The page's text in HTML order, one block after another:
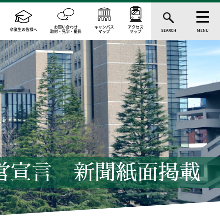
卒業生の皆様へ お問い合わせ
取材・見学・撮影
キャンパス
マップ
アクセス
マップ SEARCH MENU
宣言 新聞紙面掲載